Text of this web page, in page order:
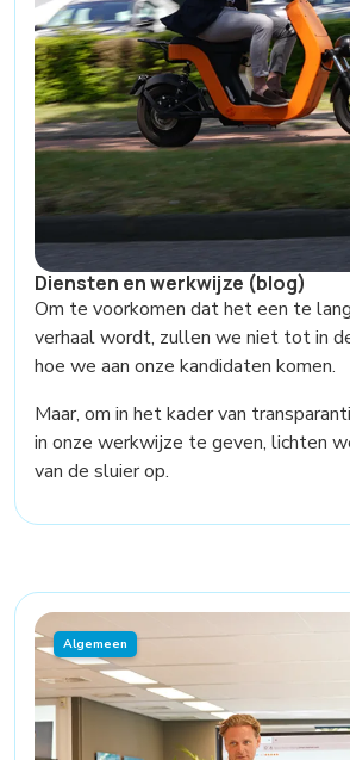
Diensten en werkwijze (blog)
Om te voorkomen dat het een te
verhaal wordt, zullen we niet tot in
hoe we aan onze kandidaten komen.
Maar, om in het kader van
in onze werkwijze te geven, lichten
van de sluier op.
Algemeen